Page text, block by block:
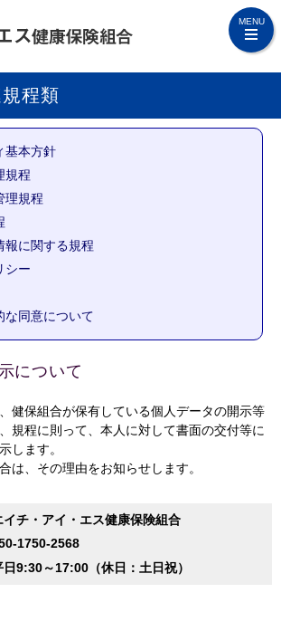
MENU
程類
基本方針
規程
理規程
報に関する規程
シー
な同意について
について
健保組合が保有している個人データの開示等
規程に則って、本人に対して書面の交付等に
します。
は、その理由をお知らせします。
イチ・アイ・エス健康保険組合
1750-2568
日9:30～17:00（休日：土日祝）